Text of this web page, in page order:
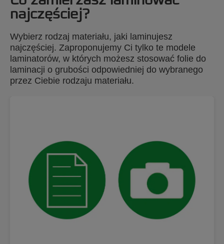
najczęściej?
Wybierz rodzaj materiału, jaki laminujesz
najczęściej. Zaproponujemy Ci tylko te modele
laminatorów, w których możesz stosować folie do
laminacji o grubości odpowiedniej do wybranego
przez Ciebie rodzaju materiału.